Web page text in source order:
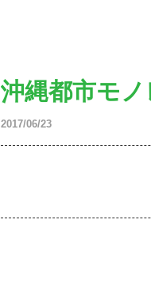
沖縄都市モ
2017/06/23